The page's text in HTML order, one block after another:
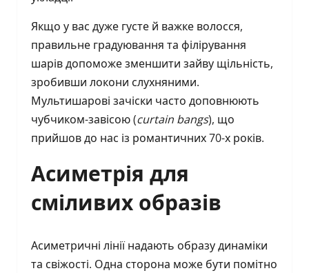
Якщо у вас дуже густе й важке волосся,
правильне градуювання та філірування
шарів допоможе зменшити зайву щільність,
зробивши локони слухняними.
Мультишарові зачіски часто доповнюють
чубчиком-завісою (curtain bangs), що
прийшов до нас із романтичних 70-х років.
Асиметрія для
сміливих образів
Асиметричні лінії надають образу динаміки
та свіжості. Одна сторона може бути помітно